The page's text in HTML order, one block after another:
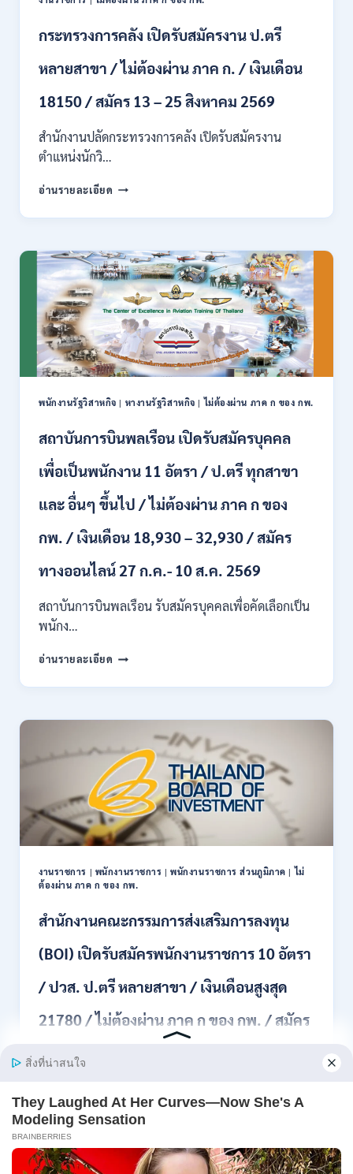
44
/
และ
ทุก
/
ผ่าน
สมัคร
ได้
/
เงิน
เดือน
สูงสุด
23,600
/
ONLINE
13
ส.ค.
กระทรวงการคลัง เปิดรับสมัครงาน ป.ตรี
หลายสาขา / ไม่ต้องผ่าน ภาค ก. / เงินเดือน
18150 / สมัคร 13 – 25 สิงหาคม 2569
สำนักงานปลัดกระทรวงการคลัง เปิดรับสมัครงาน
ตำแหน่งนักวิ…
อ่านรายละเอียด กระทรวง
คลัง
รับ
สมัคร
งาน
ป.ตรี
หลาย
สาขา
/
ไม่
ต้อง
ภาค
/
เดือน
/
13
25
สิงหาคม
2569
พนักงานรัฐวิสาหกิจ | หางานรัฐวิสาหกิจ |ไม่ต้องผ่าน ภาค ก ของ กพ.
สถาบันการบินพลเรือน เปิดรับสมัครบุคคล
เพื่อเป็นพนักงาน 11 อัตรา / ป.ตรี ทุกสาขา
และ อื่นๆ ขึ้นไป / ไม่ต้องผ่าน ภาค ก ของ
กพ. / เงินเดือน 18,930 – 32,930 / สมัคร
ทางออนไลน์ 27 ก.ค.- 10 ส.ค. 2569
สถาบันการบินพลเรือน รับสมัครบุคคลเพื่อคัดเลือกเป็น
พนักง…
อ่านรายละเอียด สถาบัน
บิน
เปิด
สมัคร
บุคคล
เพื่อ
เป็น
พนักงาน
11
อัตรา
ป.ตรี
ทุก
และ
ขึ้น
/
ต้อง
กพ.
เงิน
18,930
งานราชการ | พนักงานราชการ |พนักงานราชการ ส่วนภูมิภาค |ไม่
ต้องผ่าน ภาค ก ของ กพ.
สำนักงานคณะกรรมการส่งเสริมการลงทุน
(BOI) เปิดรับสมัครพนักงานราชการ 10 อัตรา
/ ปวส. ป.ตรี หลายสาขา / เงินเดือนสูงสุด
21780 / ไม่ต้องผ่าน ภาค ก ของ กพ. / สมัคร
online 3 – 10 สิงหาคม 2569
สมัครพน…
อ่านรายละเอียด
คณะ
กรรมการ